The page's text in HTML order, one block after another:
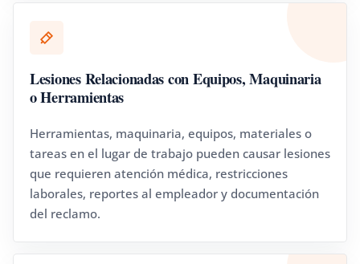
Lesiones Relacionadas con Equipos, Maquinaria
o Herramientas
Herramientas, maquinaria, equipos, materiales o
tareas en el lugar de trabajo pueden causar lesiones
que requieren atención médica, restricciones
laborales, reportes al empleador y documentación
del reclamo.